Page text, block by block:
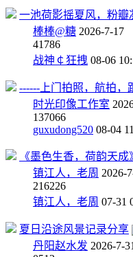
一池荷影摇夏风，粉
棒棒@糖 2026-7-17
41786
战神￠狂拽 08-06
------上门拍照，航拍，
时光印像工作室
137066
guxudong520 08-04
《墨色生香，荷韵天成
镇江人，老周 2026-
216226
镇江人，老周 07-31
夏日沿途风景记录分享
丹阳赵水发 2026-7-31